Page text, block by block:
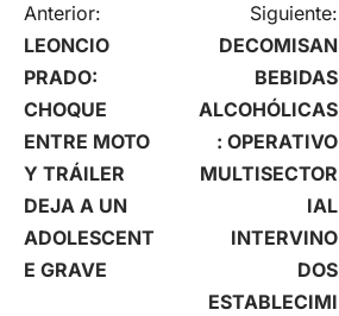
N
a
v
e
g
a
Anterior:
LEONCIO
PRADO:
CHOQUE
ENTRE MOTO
Y TRÁILER
DEJA A UN
ADOLESCENT
E GRAVE
Siguiente:
DECOMISAN
BEBIDAS
ALCOHÓLICAS
: OPERATIVO
MULTISECTOR
IAL
INTERVINO
DOS
ESTABLECIMI